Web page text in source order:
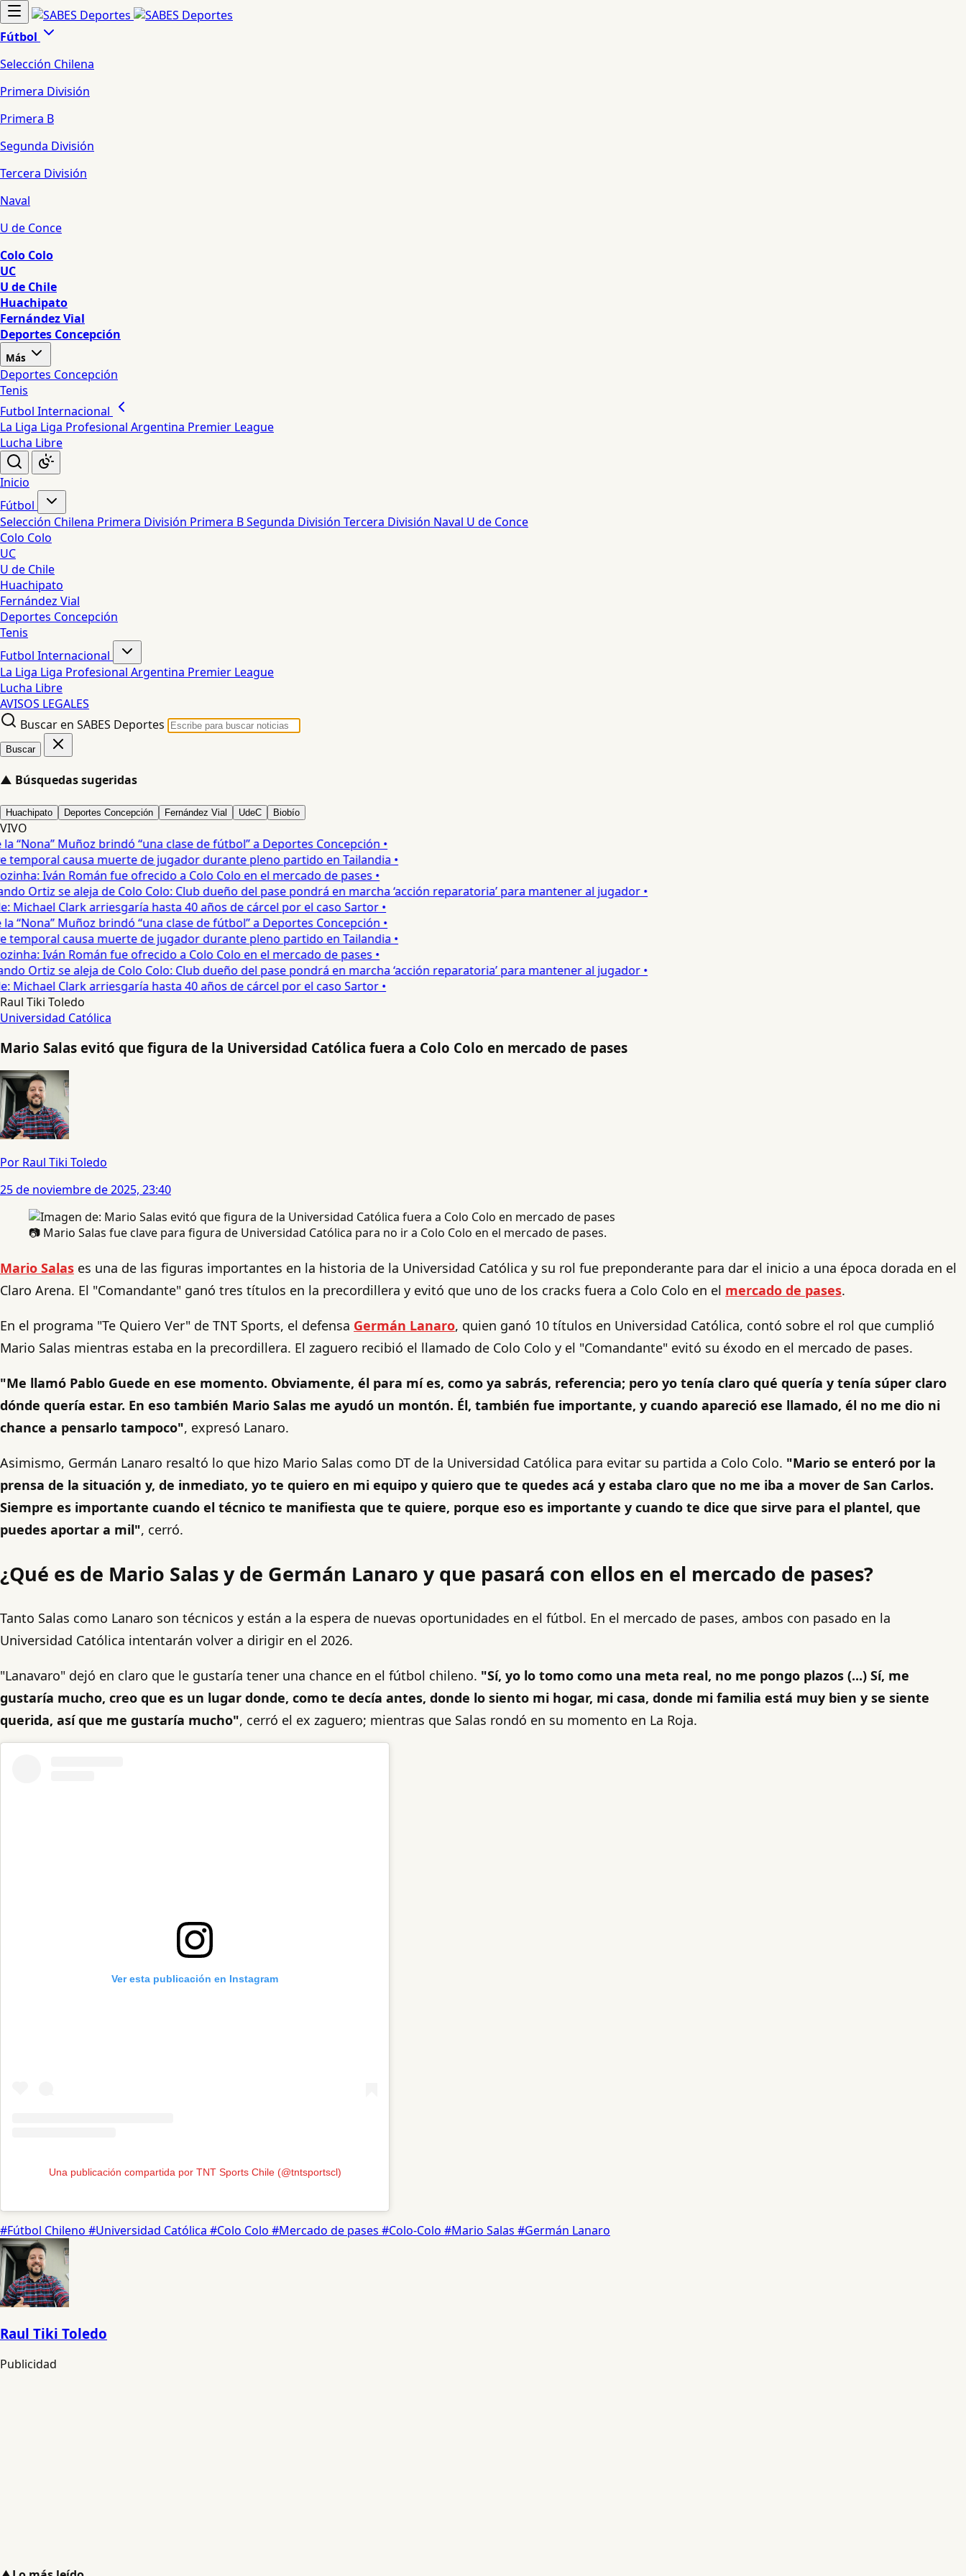
Fútbol
Selección Chilena
Primera División
Primera B
Segunda División
Tercera División
Naval
U de Conce
Colo Colo
UC
U de Chile
Huachipato
Fernández Vial
Deportes Concepción
Más
Deportes Concepción
Tenis
Futbol Internacional
La Liga Liga Profesional Argentina Premier League
Lucha Libre
Inicio
Fútbol
Selección Chilena Primera División Primera BSegunda División Tercera División Naval U de Conce
Colo Colo
UC
U de Chile
Huachipato
Fernández Vial
Deportes Concepción
Tenis
Futbol Internacional
La Liga Liga Profesional Argentina Premier League
Lucha Libre
AVISOS LEGALES
Buscar en SABES Deportes
Buscar
▲ Búsquedas sugeridas
Huachipato Deportes Concepción Fernández Vial UdeC Biobío
VIVO
Muñoz brindó “una clase de fútbol” a Deportes Concepción •
causa muerte de jugador durante pleno partido en Tailandia •
Iván Román fue ofrecido a Colo Colo en el mercado de pases •
Ortiz se aleja de Colo Colo: Club dueño del pase pondrá en marcha ‘acción reparatoria’ para mantener al jugador •
Clark arriesgaría hasta 40 años de cárcel por el caso Sartor •
Muñoz brindó “una clase de fútbol” a Deportes Concepción •
causa muerte de jugador durante pleno partido en Tailandia •
Iván Román fue ofrecido a Colo Colo en el mercado de pases •
Ortiz se aleja de Colo Colo: Club dueño del pase pondrá en marcha ‘acción reparatoria’ para mantener al jugador •
Clark arriesgaría hasta 40 años de cárcel por el caso Sartor •
Raul Tiki Toledo
Universidad Católica
Mario Salas evitó que figura de la Universidad Católica fuera a Colo Colo en mercado de pases
Por Raul Tiki Toledo
25 de noviembre de 2025, 23:40
📷 Mario Salas fue clave para figura de Universidad Católica para no ir a Colo Colo en el mercado de pases.
Mario Salas es una de las figuras importantes en la historia de la Universidad Católica y su rol fue preponderante para dar el inicio a una época dorada en el
Claro Arena. El "Comandante" ganó tres títulos en la precordillera y evitó que uno de los cracks fuera a Colo Colo en el mercado de pases.
En el programa "Te Quiero Ver" de TNT Sports, el defensa Germán Lanaro, quien ganó 10 títulos en Universidad Católica, contó sobre el rol que cumplió
Mario Salas mientras estaba en la precordillera. El zaguero recibió el llamado de Colo Colo y el "Comandante" evitó su éxodo en el mercado de pases.
"Me llamó Pablo Guede en ese momento. Obviamente, él para mí es, como ya sabrás, referencia; pero yo tenía claro qué quería y tenía súper claro
dónde quería estar. En eso también Mario Salas me ayudó un montón. Él, también fue importante, y cuando apareció ese llamado, él no me dio ni
chance a pensarlo tampoco", expresó Lanaro.
Asimismo, Germán Lanaro resaltó lo que hizo Mario Salas como DT de la Universidad Católica para evitar su partida a Colo Colo. "Mario se enteró por la
prensa de la situación y, de inmediato, yo te quiero en mi equipo y quiero que te quedes acá y estaba claro que no me iba a mover de San Carlos.
Siempre es importante cuando el técnico te manifiesta que te quiere, porque eso es importante y cuando te dice que sirve para el plantel, que
puedes aportar a mil", cerró.
¿Qué es de Mario Salas y de Germán Lanaro y que pasará con ellos en el mercado de pases?
Tanto Salas como Lanaro son técnicos y están a la espera de nuevas oportunidades en el fútbol. En el mercado de pases, ambos con pasado en la
Universidad Católica intentarán volver a dirigir en el 2026.
"Lanavaro" dejó en claro que le gustaría tener una chance en el fútbol chileno. "Sí, yo lo tomo como una meta real, no me pongo plazos (...) Sí, me
gustaría mucho, creo que es un lugar donde, como te decía antes, donde lo siento mi hogar, mi casa, donde mi familia está muy bien y se siente
querida, así que me gustaría mucho", cerró el ex zaguero; mientras que Salas rondó en su momento en La Roja.
Ver esta publicación en Instagram
Una publicación compartida por TNT Sports Chile (@tntsportscl)
#Fútbol Chileno #Universidad Católica #Colo Colo #Mercado de pases #Colo-Colo #Mario Salas #Germán Lanaro
Raul Tiki Toledo
Publicidad